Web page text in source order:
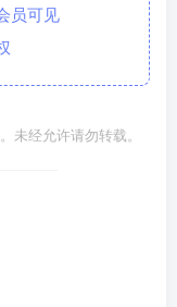
员可见
未经允许请勿转载。